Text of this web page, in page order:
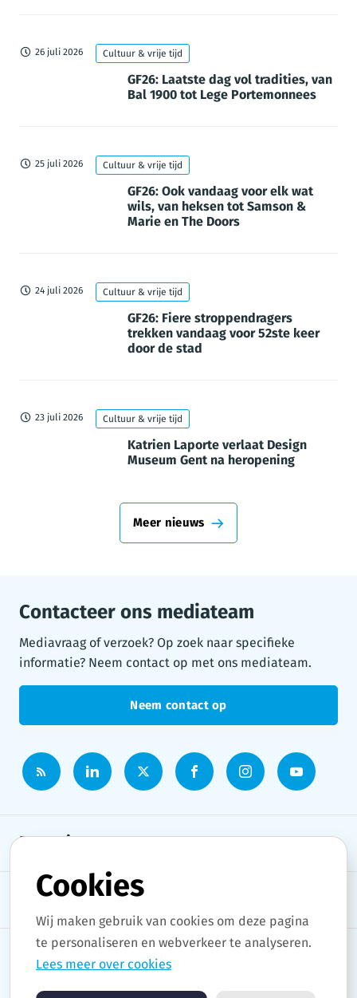
26 juli 2026 Cultuur & vrije tijd
GF26: Laatste dag vol tradities, van
Bal 1900 tot Lege Portemonnees
25 juli 2026 Cultuur & vrije tijd
GF26: Ook vandaag voor elk wat
wils, van heksen tot Samson &
Marie en The Doors
24 juli 2026 Cultuur & vrije tijd
GF26: Fiere stroppendragers
trekken vandaag voor 52ste keer
door de stad
23 juli 2026 Cultuur & vrije tijd
Katrien Laporte verlaat Design
Museum Gent na heropening
Meer nieuws
Contacteer ons mediateam
Mediavraag of verzoek? Op zoek naar specifieke
informatie? Neem contact op met ons mediateam.
Neem contact op
Persruimte
Onderwerpen
Copyright © 2026 Stad Gent. All rights reserved.
Cookies
Wij maken gebruik van cookies om deze pagina
te personaliseren en webverkeer te analyseren.
Lees meer over cookies